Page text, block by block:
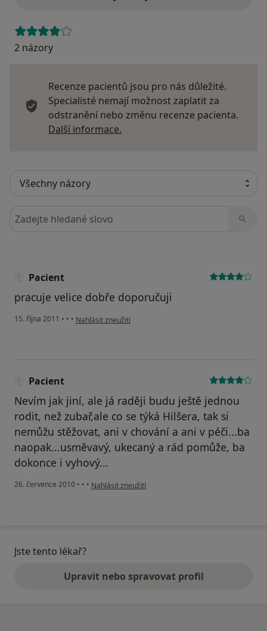
2 názory
Recenze pacientů jsou pro nás důležité.
Specialisté nemají možnost zaplatit za
odstranění nebo změnu recenze pacienta.
Další informace.
Hledejte v názorech
Pacient
pracuje velice dobře doporučuji
15. října 2011 • • • podle názoru uživatele Pacient
Nahlásit zneužití
Pacient
Nevím jak jiní, ale já raději budu ještě jednou
rodit, než zubař,ale co se týká Hilšera, tak si
nemůžu stěžovat, ani v chování a ani v péči...ba
naopak...usměvavý, ukecaný a rád pomůže, ba
dokonce i vyhový...
26. července 2010 • • • podle názoru uživatele Pacient
Nahlásit zneužití
Jste tento lékař?
Upravit nebo spravovat profil